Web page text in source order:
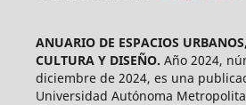
ANUARIO DE ESPACIOS
CULTURA Y DISEÑO. Año 2024,
diciembre de 2024, es una
Universidad Autónoma